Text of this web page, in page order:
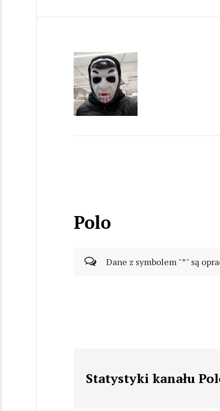
Polo
Dane z symbolem "*" są
Statystyki kanału